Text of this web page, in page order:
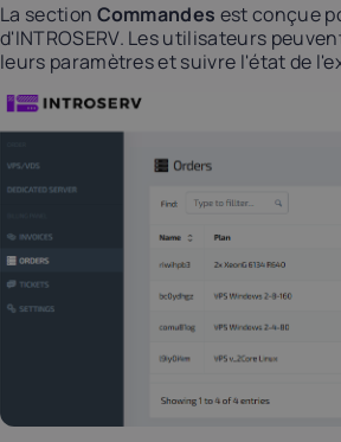
La section Commandes est conçue
d'INTROSERV. Les utilisateurs
leurs paramètres et suivre l'état de
Ireland
23%
Italy
22%
17%
Portugal
23%
Romania
19%
25%